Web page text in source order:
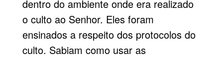
dentro do ambiente onde era realizado
o culto ao Senhor. Eles foram
ensinados a respeito dos protocolos do
culto. Sabiam como usar as